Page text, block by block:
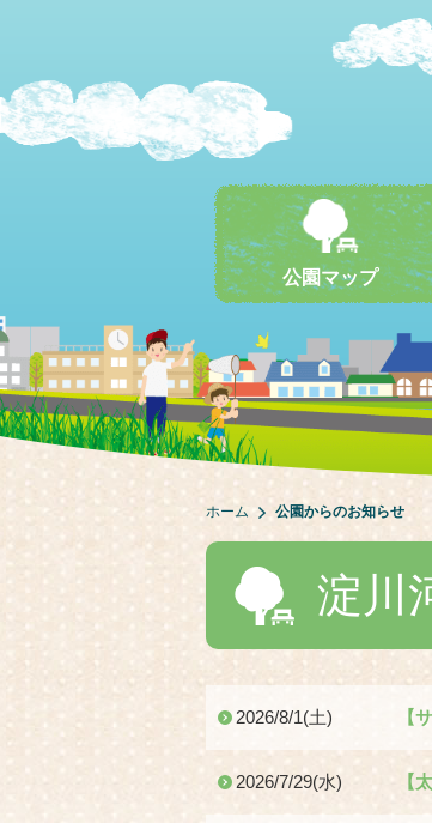
公園マップ
ホーム 公園からのお知らせ
淀川
2026/8/1(土) 【
2026/7/29(水) 【